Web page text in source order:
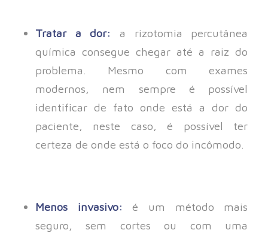
Tratar a dor:
a rizotomia percutânea
química consegue chegar até a raiz do
problema. Mesmo com exames
modernos, nem sempre é possível
identificar de fato onde está a dor do
paciente, neste caso, é possível ter
certeza de onde está o foco do incômodo.
Menos invasivo: é um método mais
seguro, sem cortes ou com uma